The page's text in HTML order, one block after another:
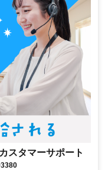
スタマーサポート